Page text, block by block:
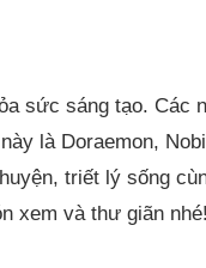
sức sáng tạo. Các
là Doraemon,
triết lý sống
xem và thư giãn nhé!